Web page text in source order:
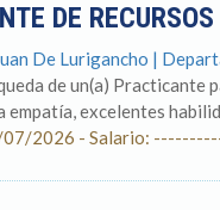
DE
De Lurigancho |
de un(a) Practicante
empatía, excelentes
07/2026 - Salario: